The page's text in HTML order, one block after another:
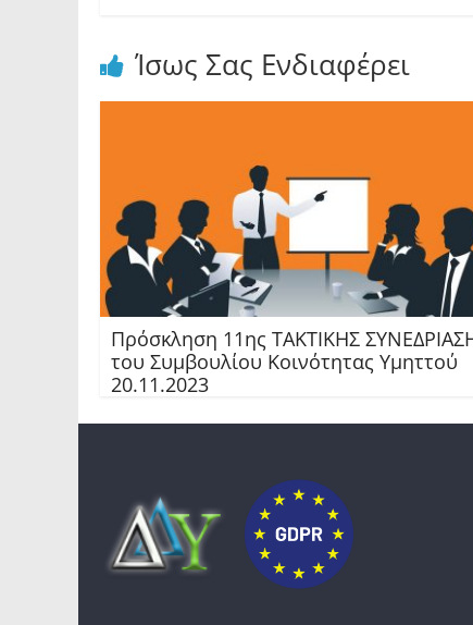
Ίσως Σας Ενδιαφέρει
Πρόσκληση 11ης TAKTIKHΣ
του Συμβουλίου Κοινότητας Υμηττού
20.11.2023